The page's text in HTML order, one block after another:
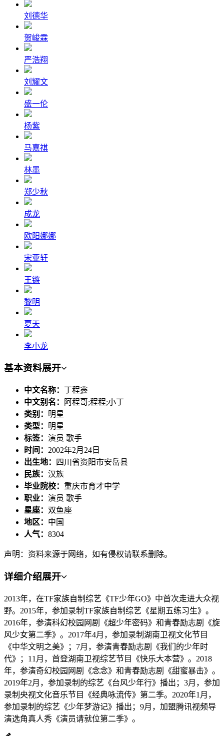
刘德华
贺峻霖
严浩翔
刘耀文
盛一伦
杨紫
马嘉祺
林墨
郑少秋
成龙
欧阳娜娜
宋亚轩
王锵
黎明
夏天
李小龙
基本资料展开
中文名称： 丁程鑫
中文别名：
阿程哥;程程;小丁
类别： 明星
类型： 明星
标签： 演员 歌手
时间： 2002年2月24日
出生地：
四川省资阳市安岳县
民族： 汉族
毕业院校： 重庆市育才中学
职业： 演员 歌手
星座： 双鱼座
地区： 中国
人气： 8304
声明：资料来源于网络，如有侵权请联系删除。
详细介绍展开
2013年，在TF家族自制综艺《TF少年GO》中首次走进大众视
野。2015年，参加录制TF家族自制综艺《星期五练习生》。
2016年，参演科幻校园网剧《超少年密码》和青春励志剧《旋
风少女第二季》。2017年4月，参加录制湖南卫视文化节目
《中华文明之美》；7月，参演青春励志剧《我们的少年时
代》；11月，首登湖南卫视综艺节目《快乐大本营》。2018
年，参演奇幻校园网剧《念念》和青春励志剧《甜蜜暴击》。
2019年2月，参加录制的综艺《台风少年行》播出；3月，参加
录制央视文化音乐节目《经典咏流传》第二季。2020年1月，
参加录制的综艺《少年梦游记》播出；9月，加盟腾讯视频导
演选角真人秀《演员请就位第二季》。